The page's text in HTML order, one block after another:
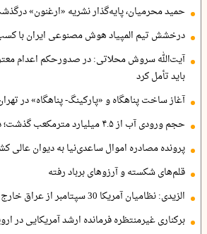
حمید محرمیان، پایه‌گذار نشریه «ارغنون»
درخشش تیم المپیاد هوش مصنوعی ایران با
آیت‌الله سروش محلاتی: در صدورحکم اعدام
باید تأمل کرد
آغاز ساخت پناهگاه و «پارکینگ- پناهگاه» در
حجم ورودی آب از ۴.۵ میلیارد مترمکعب گذشت؛ دریاچه ارومیه جان گرفت
پرونده مصادره اموال ساعدی‌نیا به دیوان عالی
قلم‌های شکسته و آرزوهای برباد رفته
الزیدی: نظامیان آمریکا 30 سپتامبر از عراق خارج می‌شوند
برکناری غیرمنتظره فرمانده ارشد آمریکایی در